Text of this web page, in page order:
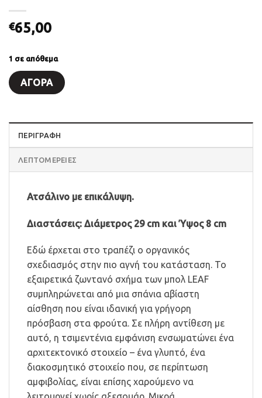
€65,00
1 σε απόθεμα
ΑΓΟΡΆ
ΠΕΡΙΓΡΑΦΗ
ΛΕΠΤΟΜΈΡΕΙΕΣ
Ατσάλινο με επικάλυψη.
Διαστάσεις: Διάμετρος 29 cm και Ύψος 8 cm
Εδώ έρχεται στο τραπέζι ο οργανικός
σχεδιασμός στην πιο αγνή του κατάσταση. Το
εξαιρετικά ζωντανό σχήμα των μπολ LEAF
συμπληρώνεται από μια σπάνια αβίαστη
αίσθηση που είναι ιδανική για γρήγορη
πρόσβαση στα φρούτα. Σε πλήρη αντίθεση με
αυτό, η τσιμεντένια εμφάνιση ενσωματώνει ένα
αρχιτεκτονικό στοιχείο – ένα γλυπτό, ένα
διακοσμητικό στοιχείο που, σε περίπτωση
αμφιβολίας, είναι επίσης χαρούμενο να